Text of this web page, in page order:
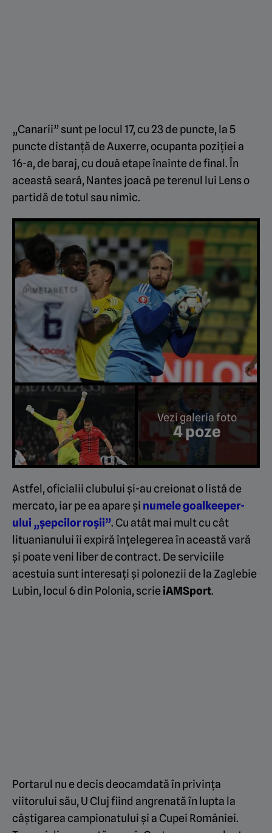
„Canarii” sunt pe locul 17, cu 23 de puncte, la 5
puncte distanță de Auxerre, ocupanta poziției a
16-a, de baraj, cu două etape înainte de final. În
această seară, Nantes joacă pe terenul lui Lens o
partidă de totul sau nimic.
Vezi galeria foto
4 poze
Astfel, oficialii clubului și-au creionat o listă de
mercato, iar pe ea apare și numele goalkeeper-
ului „șepcilor roșii”. Cu atât mai mult cu cât
lituanianului îi expiră înțelegerea în această vară
și poate veni liber de contract. De serviciile
acestuia sunt interesați și polonezii de la Zaglebie
Lubin, locul 6 din Polonia, scrieiAMSport.
Portarul nu e decis deocamdată în privința
viitorului său, U Cluj fiind angrenată în lupta la
câștigarea campionatului și a Cupei României.